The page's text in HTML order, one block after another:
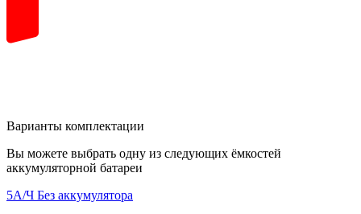
Варианты комплектации
Вы можете выбрать одну из следующих ёмкостей
аккумуляторной батареи
5А/Ч Без аккумулятора